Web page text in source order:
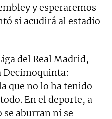
y esperaremos
si acudirá al estadio
del Real Madrid,
Decimoquinta:
que no lo ha tenido
En el deporte, a
se aburran ni se